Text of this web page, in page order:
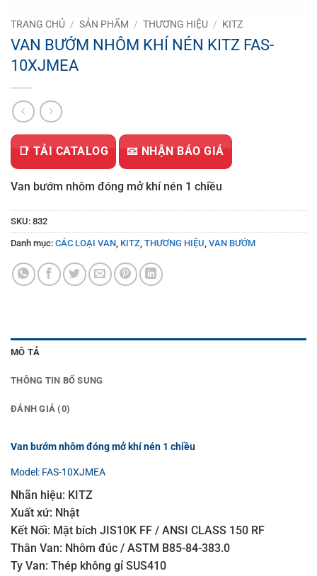
TRANG CHỦ / SẢN PHẨM / THƯƠNG HIỆU / KITZ
VAN BƯỚM NHÔM KHÍ NÉN KITZ FAS-
10XJMEA
📑 TẢI CATALOG 📧 NHẬN BÁO GIÁ
Van bướm nhôm đóng mở khí nén 1 chiều
SKU: 832
Danh mục: CÁC LOẠI VAN KITZ THƯƠNG HIỆU VAN BƯỚM
MÔ TẢ
THÔNG TIN BỔ SUNG
ĐÁNH GIÁ (0)
Van bướm nhôm đóng mở khí nén 1 chiều
Model: FAS-10XJMEA
Nhãn hiệu: KITZ
Xuất xứ: Nhật
Kết Nối: Mặt bích JIS10K FF / ANSI CLASS 150 RF
Thân Van: Nhôm đúc / ASTM B85-84-383.0
Ty Van: Thép không gỉ SUS410